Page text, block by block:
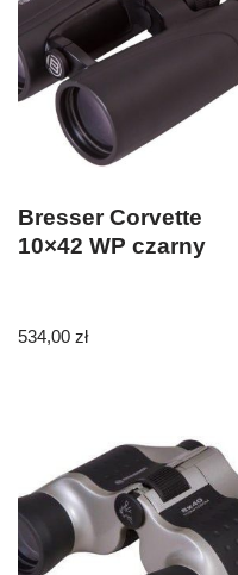
Bresser Corvette
10×42 WP czarny
534,00 zł